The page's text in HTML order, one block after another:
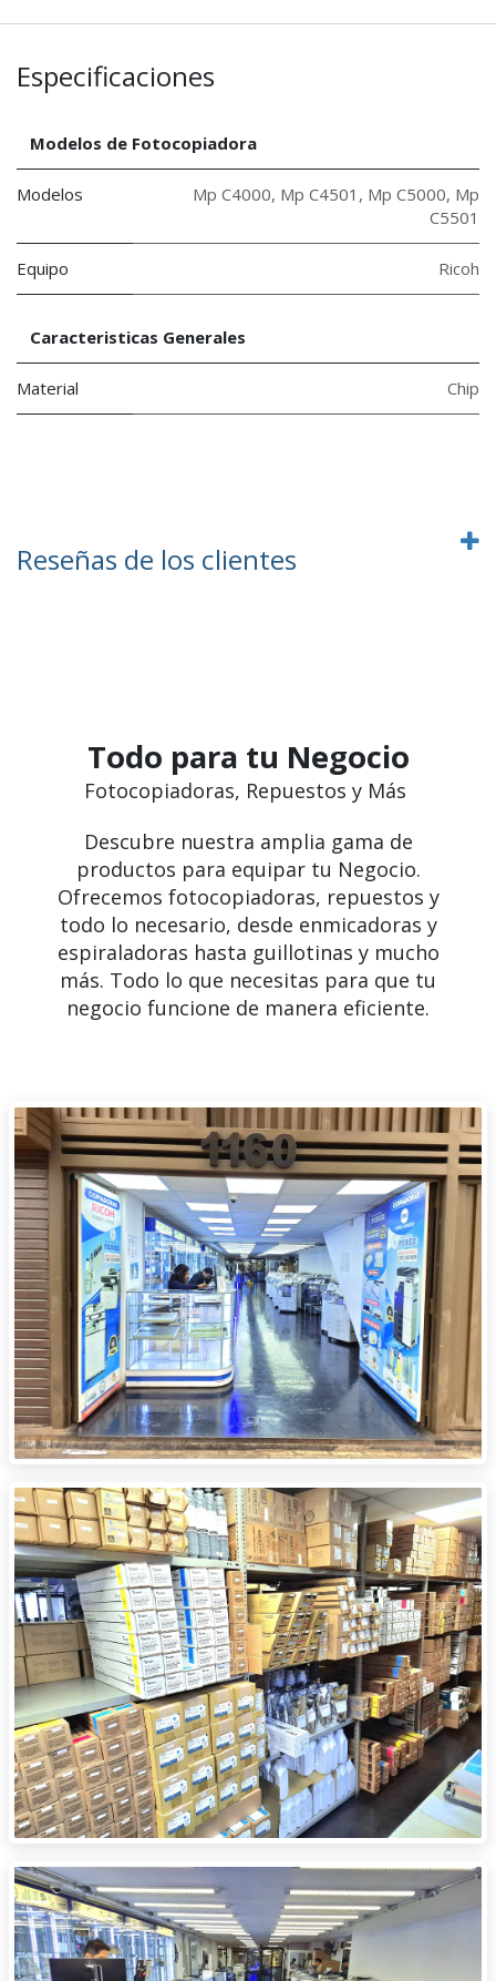
Especificaciones
Modelos de Fotocopiadora
Modelos Mp C4000, Mp C4501 , Mp C5000, Mp
C5501
Equipo Ricoh
Caracteristicas Generales
Material Chip
Reseñas de los clientes
Todo para tu Negocio
Fotocopiadoras, Repuestos y Más
Descubre nuestra amplia gama de
productos para equipar tu Negocio.
Ofrecemos fotocopiadoras, repuestos y
todo lo necesario, desde enmicadoras y
espiraladoras hasta guillotinas y mucho
más. Todo lo que necesitas para que tu
negocio funcione de manera eficiente.